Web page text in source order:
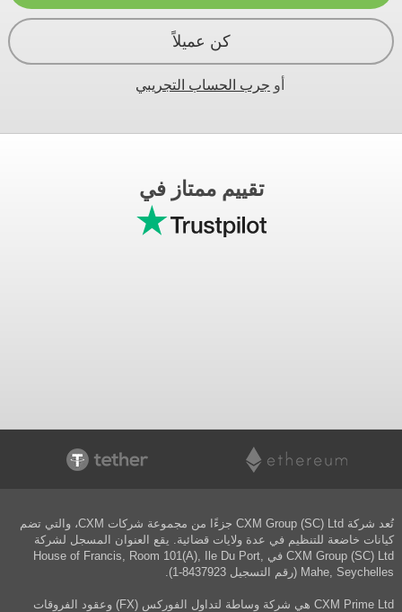
كن عميلاً
أو جرب الحساب التجريبي
تقييم ممتاز في
تُعد شركة CXM Group (SC) Ltd جزءًا من مجموعة شركات CXM، والتي تضم
كيانات خاضعة للتنظيم في عدة ولايات قضائية. يقع العنوان المسجل لشركة
CXM Group (SC) Ltd في House of Francis, Room 101(A), Ile Du Port,
Mahe, Seychelles (رقم التسجيل 8437923-1).
CXM Prime Ltd هي شركة وساطة لتداول الفوركس (FX) وعقود الفروقات